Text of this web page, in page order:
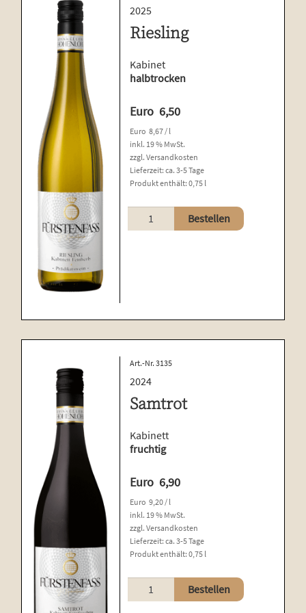
2025
Riesling
Kabinet
halbtrocken
Euro 6,50
Euro 8,67 / l
inkl. 19 % MwSt.
zzgl.Versandkosten
Lieferzeit:ca. 3-5 Tage
Produkt enthält: 0,75 l
Riesling
Menge
Bestellen
Art.-Nr. 3135
2024
Samtrot
Kabinett
fruchtig
Euro 6,90
Euro 9,20 / l
inkl. 19 % MwSt.
zzgl.Versandkosten
Lieferzeit:ca. 3-5 Tage
Produkt enthält: 0,75 l
Samtrot
Menge
Bestellen